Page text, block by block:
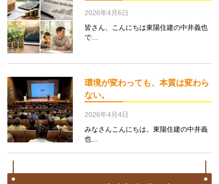
2026年4月6日
皆さん、こんにちは東陽住建の中井義也
で…
環境が変わっても、本質は変わら
ない。
2026年4月4日
みなさんこんにちは。東陽住建の中井義
也…